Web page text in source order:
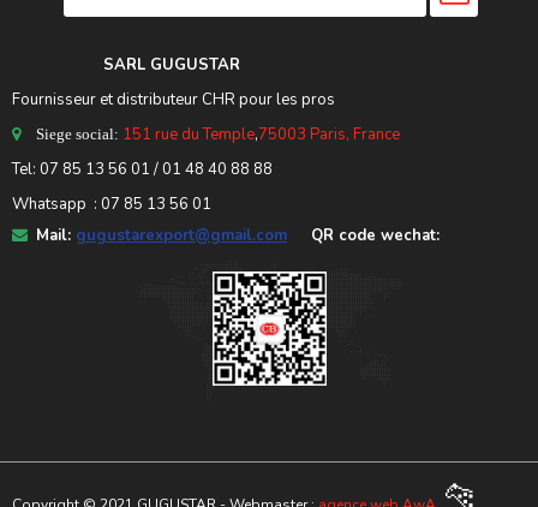
SARL GUGUSTAR
Fournisseur et distributeur CHR pour les pros
Siege social: 151 rue du Temple,75003 Paris, France
Tel: 07 85 13 56 01 / 01 48 40 88 88
Whatsapp : 07 85 13 56 01
Mail: gugustarexport@gmail.com QR code wechat:
🐆